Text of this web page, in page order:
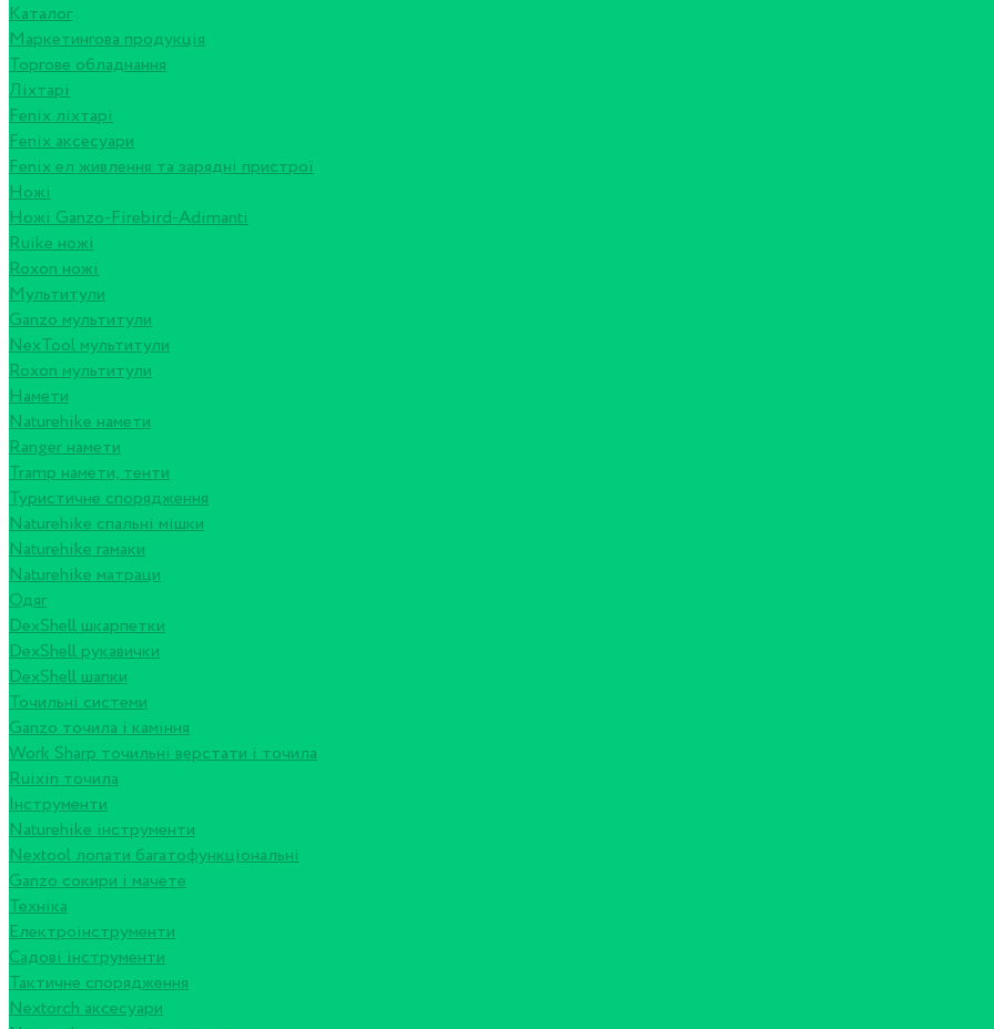
Каталог
Маркетингова продукція
Торгове обладнання
Ліхтарі
Fenix ліхтарі
Fenix аксесуари
Fenix ел живлення та зарядні пристрої
Ножі
Ножі Ganzo-Firebird-Adimanti
Ruike ножі
Roxon ножi
Мультитули
Ganzo мультитули
NexTool мультитули
Roxon мультитули
Намети
Naturehike намети
Ranger намети
Tramp намети, тенти
Туристичне спорядження
Naturehike спальні мішки
Naturehike гамаки
Naturehike матраци
Одяг
DexShell шкарпетки
DexShell рукавички
DexShell шапки
Точильні системи
Ganzo точила і каміння
Work Sharp точильні верстати і точила
Ruixin точила
Інструменти
Naturehike інструменти
Nextool лопати багатофункціональні
Ganzo сокири і мачете
Техніка
Електроінструменти
Садові інструменти
Тактичне спорядження
Nextorch аксесуари